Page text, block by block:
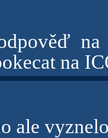
na
na
ale